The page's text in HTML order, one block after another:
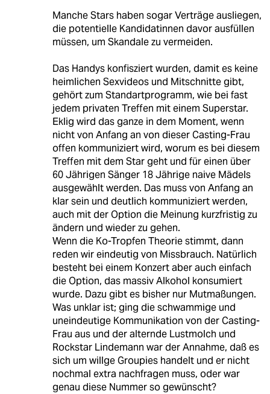
Manche Stars haben sogar Verträge ausliegen,
die potentielle Kandidatinnen davor ausfüllen
müssen, um Skandale zu vermeiden.
Das Handys konfisziert wurden, damit es keine
heimlichen Sexvideos und Mitschnitte gibt,
gehört zum Standartprogramm, wie bei fast
jedem privaten Treffen mit einem Superstar.
Eklig wird das ganze in dem Moment, wenn
nicht von Anfang an von dieser Casting-Frau
offen kommuniziert wird, worum es bei diesem
Treffen mit dem Star geht und für einen über
60 Jährigen Sänger 18 Jährige naive Mädels
ausgewählt werden. Das muss von Anfang an
klar sein und deutlich kommuniziert werden,
auch mit der Option die Meinung kurzfristig zu
ändern und wieder zu gehen.
Wenn die Ko-Tropfen Theorie stimmt, dann
reden wir eindeutig von Missbrauch. Natürlich
besteht bei einem Konzert aber auch einfach
die Option, das massiv Alkohol konsumiert
wurde. Dazu gibt es bisher nur Mutmaßungen.
Was unklar ist; ging die schwammige und
uneindeutige Kommunikation von der Casting-
Frau aus und der alternde Lustmolch und
Rockstar Lindemann war der Annahme, daß es
sich um willge Groupies handelt und er nicht
nochmal extra nachfragen muss, oder war
genau diese Nummer so gewünscht?